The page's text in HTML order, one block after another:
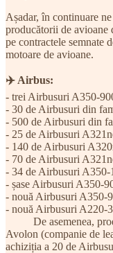
Așadar, în continuare
producătorii de avioane
pe contractele semnate
motoare de avioane.
✈️ Airbus:
- trei Airbusuri A350-
- 30 de Airbusuri din
- 500 de Airbusuri din
- 25 de Airbusuri
- 140 de Airbusuri
- 70 de Airbusuri
- 34 de Airbusuri
- șase Airbusuri A350-
- nouă Airbusuri A350-
- nouă Airbusuri A220-
De asemenea,
Avolon (companie de
achiziția a 20 de